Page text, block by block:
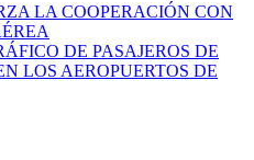
LA COOPERACIÓN CON
DE PASAJEROS DE
LOS AEROPUERTOS DE